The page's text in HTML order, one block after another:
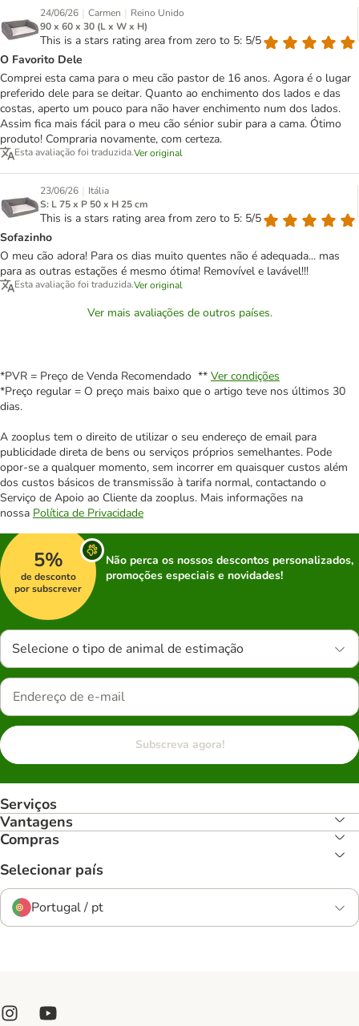
24/06/26 | Carmen | Reino Unido
90 x 60 x 30 (L x W x H)
This is a stars rating area from zero to 5: 5/5
O Favorito Dele
Comprei esta cama para o meu cão pastor de 16 anos. Agora é o lugar
preferido dele para se deitar. Quanto ao enchimento dos lados e das
costas, aperto um pouco para não haver enchimento num dos lados.
Assim fica mais fácil para o meu cão sénior subir para a cama. Ótimo
produto! Compraria novamente, com certeza.
Esta avaliação foi traduzida.Ver original
23/06/26 | Itália
S: L 75 x P 50 x H 25 cm
This is a stars rating area from zero to 5: 5/5
Sofazinho
O meu cão adora! Para os dias muito quentes não é adequada... mas
para as outras estações é mesmo ótima! Removível e lavável!!!
Esta avaliação foi traduzida.Ver original
Ver mais avaliações de outros países.
*PVR = Preço de Venda Recomendado ** Ver condições
*Preço regular = O preço mais baixo que o artigo teve nos últimos 30
dias.
A zooplus tem o direito de utilizar o seu endereço de email para
publicidade direta de bens ou serviços próprios semelhantes. Pode
opor-se a qualquer momento, sem incorrer em quaisquer custos além
dos custos básicos de transmissão à tarifa normal, contactando o
Serviço de Apoio ao Cliente da zooplus. Mais informações na
nossa Política de Privacidade
5%
de desconto
por subscrever
Não perca os nossos descontos personalizados,
promoções especiais e novidades!
Selecione o tipo de animal de estimação
Subscreva agora!
Serviços
Vantagens
Compras
Selecionar país
Portugal / pt